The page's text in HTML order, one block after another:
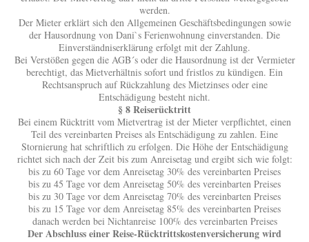
werden.
Der Mieter erklärt sich den Allgemeinen Geschäftsbedingungen sowie
der Hausordnung von Dani`s Ferienwohnung einverstanden. Die
Einverständniserklärung erfolgt mit der Zahlung.
Bei Verstößen gegen die AGB´s oder die Hausordnung ist der Vermieter
berechtigt, das Mietverhältnis sofort und fristlos zu kündigen. Ein
Rechtsanspruch auf Rückzahlung des Mietzinses oder eine
Entschädigung besteht nicht.
§ 8 Reiserücktritt
Bei einem Rücktritt vom Mietvertrag ist der Mieter verpflichtet, einen
Teil des vereinbarten Preises als Entschädigung zu zahlen. Eine
Stornierung hat schriftlich zu erfolgen. Die Höhe der Entschädigung
richtet sich nach der Zeit bis zum Anreisetag und ergibt sich wie folgt:
bis zu 60 Tage vor dem Anreisetag 30% des vereinbarten Preises
bis zu 45 Tage vor dem Anreisetag 50% des vereinbarten Preises
bis zu 30 Tage vor dem Anreisetag 70% des vereinbarten Preises
bis zu 15 Tage vor dem Anreisetag 85% des vereinbarten Preises
danach werden bei Nichtanreise 100% des vereinbarten Preises
Der Abschluss einer Reise-Rücktrittskostenversicherung wird